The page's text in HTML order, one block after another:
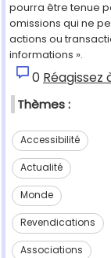
pourra être tenue
omissions qui ne
actions ou
informations ».
0
Thèmes :
Accessibilité
Actualité
Monde
Revendications
Associations